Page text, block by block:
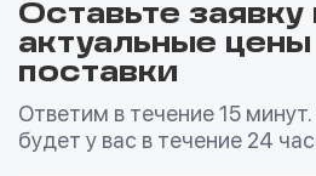
Оставьте заявку
актуальные
поставки
Ответим в течение 15
будет у вас в течение 24